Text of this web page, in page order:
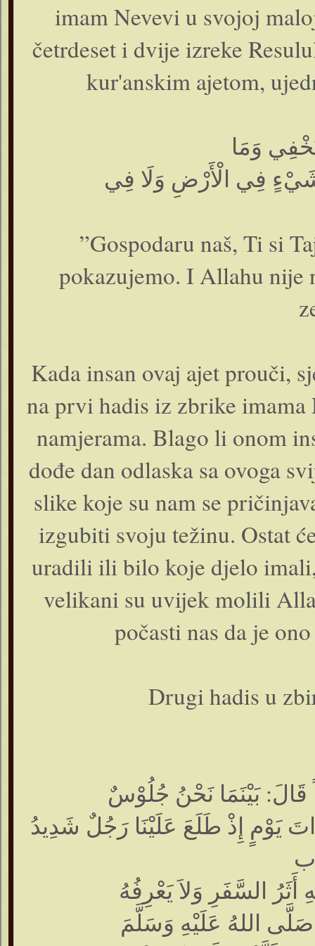
imam Nevevi u svojoj
četrdeset i dvije izreke
kur'anskim ajetom,
وَمَا
فِي الْأَرْضِ وَلَا فِي
”Gospodaru naš, Ti si
pokazujemo. I Allahu nije
Kada insan ovaj ajet prouči,
na prvi hadis iz zbrike
namjerama. Blago li onom
dođe dan odlaska sa ovoga
slike koje su nam se
izgubiti svoju težinu. Ostat
uradili ili bilo koje djelo
velikani su uvijek molili
počasti nas da je
Drugi hadis u
قَالَ: بَيْنَمَا نَحْنُ جُلُوْسٌ
يَوْمٍ إِذْ طَلَعَ عَلَيْنَا رَجُلٌ شَدِيدُ
السَّفَرِ وَلاَ يَعْرِفُهُ
اللهُ عَلَيْهِ وَسَلَّمَ